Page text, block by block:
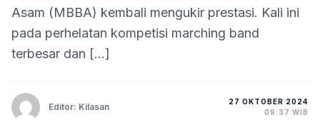
Asam (MBBA) kembali mengukir prestasi. Kali ini
pada perhelatan kompetisi marching band
terbesar dan […]
Editor: Kilasan
27 OKTOBER 2024
09:37 WIB